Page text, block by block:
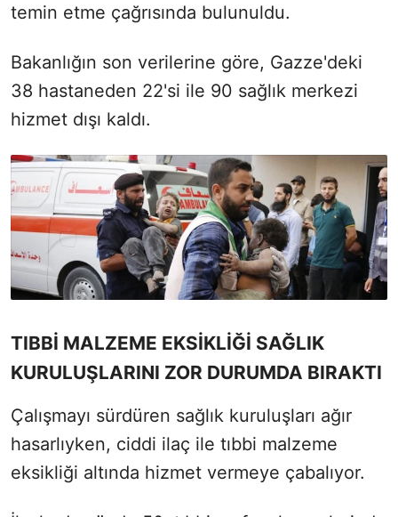
temin etme çağrısında bulunuldu.
Bakanlığın son verilerine göre, Gazze'deki
38 hastaneden 22'si ile 90 sağlık merkezi
hizmet dışı kaldı.
TIBBİ MALZEME EKSİKLİĞİ SAĞLIK
KURULUŞLARINI ZOR DURUMDA BIRAKTI
Çalışmayı sürdüren sağlık kuruluşları ağır
hasarlıyken, ciddi ilaç ile tıbbi malzeme
eksikliği altında hizmet vermeye çabalıyor.